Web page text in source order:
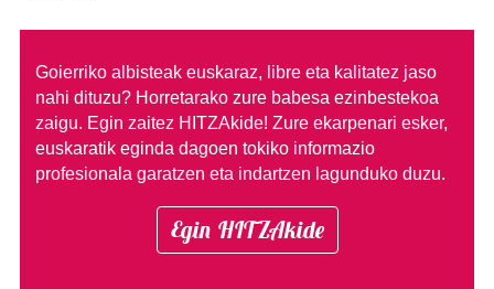
Goierriko albisteak euskaraz, libre eta kalitatez jaso
nahi dituzu? Horretarako zure babesa ezinbestekoa
zaigu. Egin zaitez HITZAkide! Zure ekarpenari esker,
euskaratik eginda dagoen tokiko informazio
profesionala garatzen eta indartzen lagunduko duzu.
Egin HITZAkide